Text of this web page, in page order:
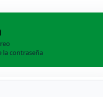
la contraseña